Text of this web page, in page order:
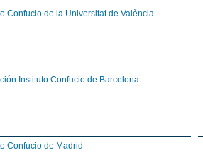
Confucio de la Universitat de València
Instituto Confucio de Barcelona
Confucio de Madrid